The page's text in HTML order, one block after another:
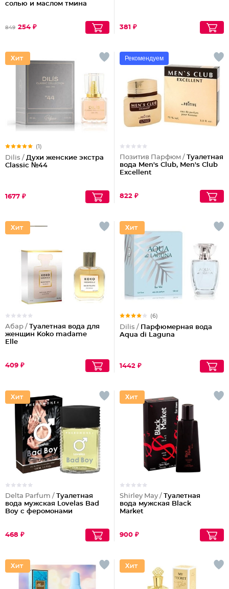
солью и маслом тмина
849 254 ₽ 381 ₽
(1)
Dilis / Духи женские экстра
Classic №44
1677 ₽
Рекомендуем
Позитив Парфюм / Туалетная
вода Men's Club, Men's Club
Excellent
822 ₽
Абар / Туалетная вода для
женщин Koko madame
Elle
409 ₽
(6)
Dilis / Парфюмерная вода
Aqua di Laguna
1442 ₽
Delta Parfum / Туалетная
вода мужская Lovelas Bad
Boy с феромонами
468 ₽
Shirley May / Туалетная
вода мужская Black
Market
900 ₽